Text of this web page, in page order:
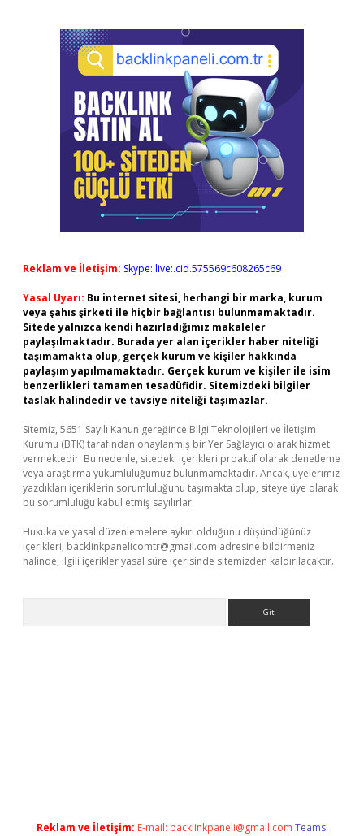
Reklam ve İletişim: Skype: live:.cid.575569c608265c69
Yasal Uyarı: Bu internet sitesi, herhangi bir marka, kurum
veya şahıs şirketi ile hiçbir bağlantısı bulunmamaktadır.
Sitede yalnızca kendi hazırladığımız makaleler
paylaşılmaktadır. Burada yer alan içerikler haber niteliği
taşımamakta olup, gerçek kurum ve kişiler hakkında
paylaşım yapılmamaktadır. Gerçek kurum ve kişiler ile isim
benzerlikleri tamamen tesadüfidir. Sitemizdeki bilgiler
taslak halindedir ve tavsiye niteliği taşımazlar.
Sitemiz, 5651 Sayılı Kanun gereğince Bilgi Teknolojileri ve İletişim
Kurumu (BTK) tarafından onaylanmış bir Yer Sağlayıcı olarak hizmet
vermektedir. Bu nedenle, sitedeki içerikleri proaktif olarak denetleme
veya araştırma yükümlülüğümüz bulunmamaktadır. Ancak, üyelerimiz
yazdıkları içeriklerin sorumluluğunu taşımakta olup, siteye üye olarak
bu sorumluluğu kabul etmiş sayılırlar.
Hukuka ve yasal düzenlemelere aykırı olduğunu düşündüğünüz
içerikleri, backlinkpanelicomtr@gmail.com adresine bildirmeniz
halinde, ilgili içerikler yasal süre içerisinde sitemizden kaldırılacaktır.
Reklam ve İletişim: E-mail: backlinkpaneli@gmail.com Teams: